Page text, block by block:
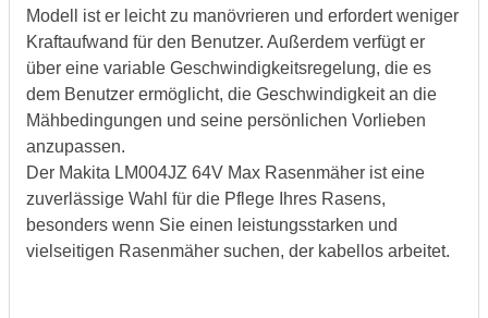
Modell ist er leicht zu manövrieren und erfordert weniger
Kraftaufwand für den Benutzer. Außerdem verfügt er
über eine variable Geschwindigkeitsregelung, die es
dem Benutzer ermöglicht, die Geschwindigkeit an die
Mähbedingungen und seine persönlichen Vorlieben
anzupassen.
Der Makita LM004JZ 64V Max Rasenmäher ist eine
zuverlässige Wahl für die Pflege Ihres Rasens,
besonders wenn Sie einen leistungsstarken und
vielseitigen Rasenmäher suchen, der kabellos arbeitet.